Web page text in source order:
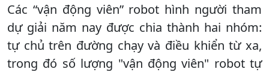
Các “vận động viên” robot hình người tham
dự giải năm nay được chia thành hai nhóm:
tự chủ trên đường chạy và điều khiển từ xa,
trong đó số lượng "vận động viên" robot tự